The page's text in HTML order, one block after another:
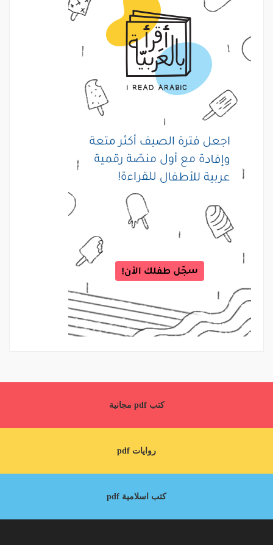
كتب pdf مجانية
روايات pdf
كتب اسلامية pdf